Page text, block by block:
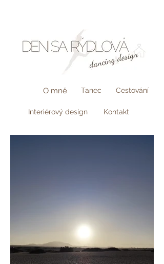
O mně Tanec Cestování
Interiérový design Kontakt